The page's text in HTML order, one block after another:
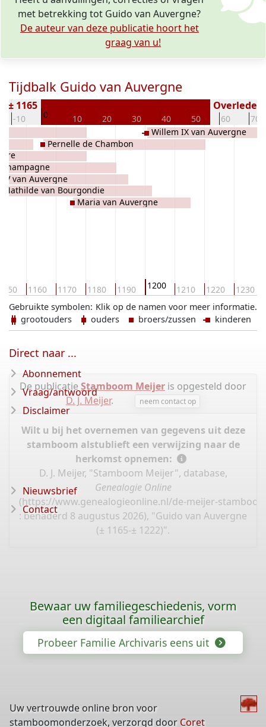
met betrekking tot Guido van Auvergne?
De auteur van deze publicatie hoort het
graag van u!
Tijdbalk Guido van Auvergne
-10 0 10 20 30 40 50 60 70
± 1165 Overleden
1160 1170 1180 1190 1200 1210 1220 1230
van Auvergne
Mathilde van Bourgondie
Pernelle de Chambon
Maria van Auvergne
Willem IX van Auvergne
Klik op de namen voor meer informatie.
Gebruikte symbolen:
grootouders
ouders broers/zussen kinderen
De publicatie Stamboom Meijer is opgesteld door
D. J. Meijer. neem contact op
Wilt u bij het overnemen van gegevens uit deze
stamboom alstublieft een verwijzing naar de
herkomst opnemen:
D. J. Meijer, "Stamboom Meijer", database,
Genealogie Online
(https://www.genealogieonline.nl/de-meijer-
: benaderd 8 augustus 2026), "Guido van Auvergne
(± 1165-± 1222)".
Direct naar ...
Abonnement
Vraag/antwoord
Disclaimer
Nieuwsbrief
Contact
Bewaar uw familiegeschiedenis, vorm
een digitaal familiearchief
Probeer Familie Archivaris eens uit
Uw vertrouwde online bron voor
stamboomonderzoek, verzorgd door Coret